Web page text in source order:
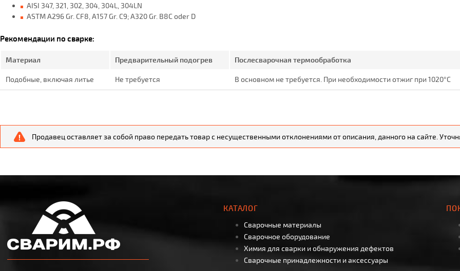
AISI 347, 321, 302, 304, 304L, 304LN
ASTM A296 Gr. CF8, A157 Gr. C9; A320 Gr. B8C oder D
Рекомендации по сварке:
Материал Предварительный подогрев Послесварочная термообработка
Подобные, включая литье Не требуется В основном не требуется. При необходимости отжиг при 1020°C
Продавец оставляет за собой право передать товар с несущественными отклонениями от описания, данного на сайте.
КАТАЛОГ
Сварочные материалы
Сварочное оборудование
Химия для сварки и обнаружения дефектов
Сварочные принадлежности и аксессуары